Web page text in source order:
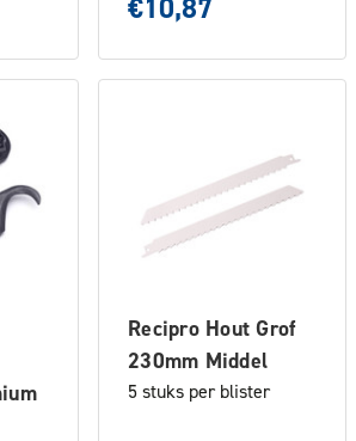
€10,87
Recipro Hout Grof
230mm Middel
5 stuks per blister